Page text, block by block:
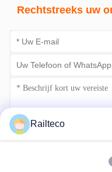
Rechtstreeks uw
Railteco